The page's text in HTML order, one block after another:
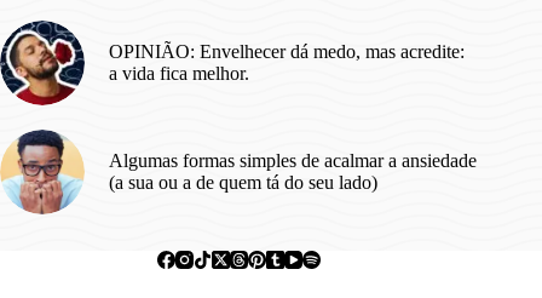
OPINIÃO: Envelhecer dá medo, mas acredite:
a vida fica melhor.
Algumas formas simples de acalmar a ansiedade
(a sua ou a de quem tá do seu lado)